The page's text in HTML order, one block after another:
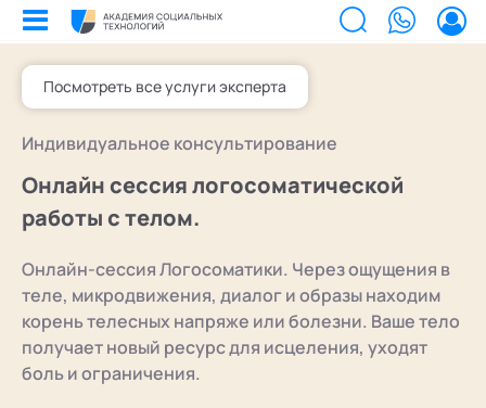
Посмотреть все услуги эксперта
Индивидуальное консультирование
Онлайн сессия логосоматической
работы с телом.
Онлайн-сессия Логосоматики. Через ощущения в
теле, микродвижения, диалог и образы находим
корень телесных напряже или болезни. Ваше тело
получает новый ресурс для исцеления, уходят
боль и ограничения.
Образование
Лента
Услуги
Найти эксперта
Приобретенные билеты на мероприятия
Сертификаты
Сертификаты, подтверждающие участие в мероприятиях и экспертном
Программы обучения
В этом разделе отображаются программы, на которые вы зачисляетесь/
уже зачислены в качестве слушателя
Заказы услуг
Ваши заказы на услуги Экспертов Академии